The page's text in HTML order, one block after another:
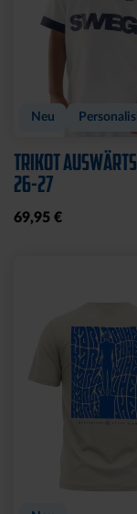
Neu
TRIKOT
26-27
69,95 €